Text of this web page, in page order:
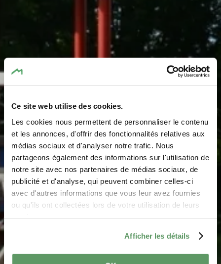
Ce site web utilise des cookies.
Les cookies nous permettent de personnaliser le contenu
et les annonces, d'offrir des fonctionnalités relatives aux
médias sociaux et d'analyser notre trafic. Nous
partageons également des informations sur l'utilisation de
notre site avec nos partenaires de médias sociaux, de
publicité et d'analyse, qui peuvent combiner celles-ci
avec d'autres informations que vous leur avez fournies
ou qu'ils ont collectées lors de votre utilisation de leurs
Afficher les détails
Aire de jeux - rue Tun
Deutsch